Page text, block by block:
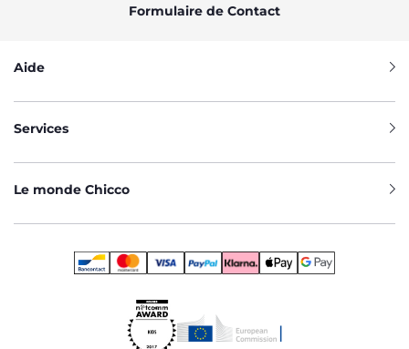
Formulaire de Contact
Aide
Services
Le monde Chicco